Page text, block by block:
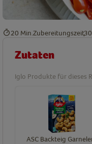
20 Min. Zubereitungszeit
Zutaten
Iglo Produkte für dieses
ASC Backteig